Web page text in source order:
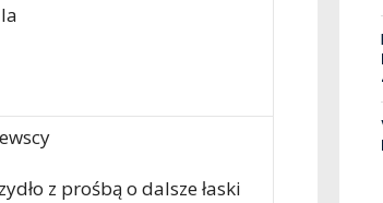
z prośbą o dalsze łaski